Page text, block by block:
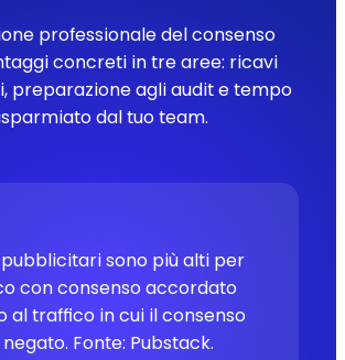
professionale del consenso
concreti in tre aree: ricavi
preparazione agli audit e tempo
dal tuo team.
sono più alti per
con consenso accordato
al traffico in cui il consenso
Fonte: Pubstack.